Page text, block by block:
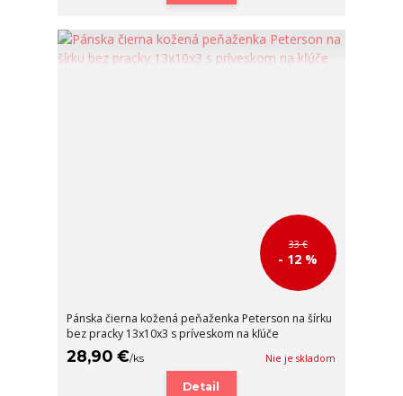
33 €
- 12 %
Pánska čierna kožená peňaženka Peterson na šírku
bez pracky 13x10x3 s príveskom na kľúče
28,90 €/ks Nie je skladom
Detail